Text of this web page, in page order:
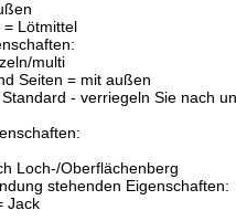
= Lötmittel
multi
Seiten = mit außen
- verriegeln Sie nach
Loch-/Oberflächenberg
stehenden Eigenschaften:
Jack